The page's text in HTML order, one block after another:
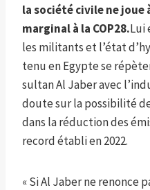
la société civile ne joue
marginal à la COP28.Lui
les militants et l’état
tenu en Egypte se
sultan Al Jaber avec
doute sur la possibilité
dans la réduction des
record établi en 2022.
« Si Al Jaber ne renonce